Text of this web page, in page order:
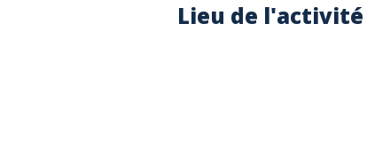
Lieu de l'activité